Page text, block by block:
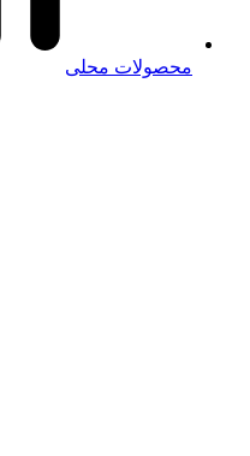
محصولات محلی